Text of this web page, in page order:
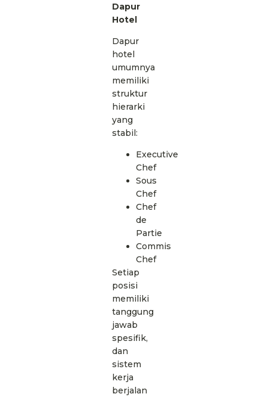
Dapur
Hotel
Dapur
hotel
umumnya
memiliki
struktur
hierarki
yang
stabil:
Executive
Chef
Sous
Chef
Chef
de
Partie
Commis
Chef
Setiap
posisi
memiliki
tanggung
jawab
spesifik,
dan
sistem
kerja
berjalan